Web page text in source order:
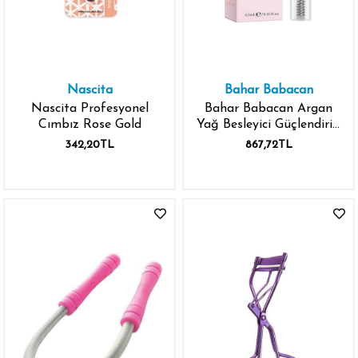
Nascita
Nascita Profesyonel
Cımbız Rose Gold
342,20TL
Bahar Babacan
Bahar Babacan Argan
Yağ Besleyici Güçlendirici
Etkili Kaş ve Kirpik
867,72TL